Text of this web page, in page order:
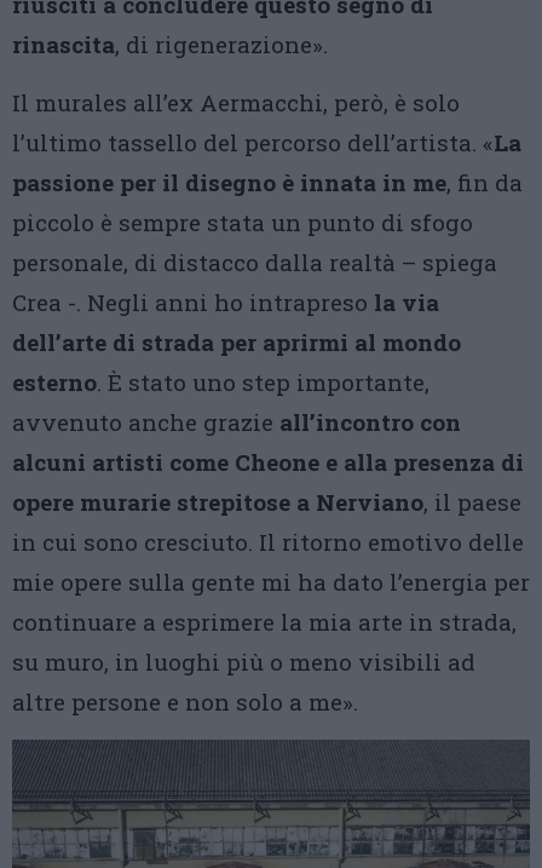
rinascita, di rigenerazione».
Il murales all’ex Aermacchi, però, è solo
l’ultimo tassello del percorso dell’artista. «La
passione per il disegno è innata in me, fin da
piccolo è sempre stata un punto di sfogo
personale, di distacco dalla realtà – spiega
Crea -. Negli anni ho intrapreso la via
dell’arte di strada per aprirmi al mondo
esterno. È stato uno step importante,
avvenuto anche grazie all’incontro con
alcuni artisti come Cheone e alla presenza di
opere murarie strepitose a Nerviano, il paese
in cui sono cresciuto. Il ritorno emotivo delle
mie opere sulla gente mi ha dato l’energia per
continuare a esprimere la mia arte in strada,
su muro, in luoghi più o meno visibili ad
altre persone e non solo a me».